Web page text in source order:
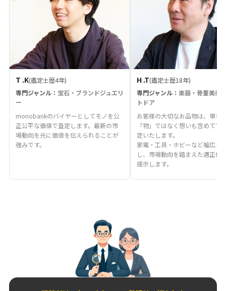
T .K(鑑定士歴4年)
専門ジャンル： 宝石・ブランドジュエリ
ー
monobankのバイヤーとしてモノを公
正公平な価値で査定します。最新の市
場動向を元に価値を伝えられることが
強みです。
H .T(鑑定士歴18年)
専門ジャンル： 楽器・骨董美術
トドア
お客様の大切なお品物は、単な
「物」ではなく想いも含めて丁
定いたします。
家電・工具・ホビーなど幅広く
し、市場動向を踏まえた適正価
提示します。